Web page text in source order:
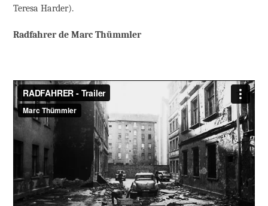
Teresa Harder).
Radfahrer de Marc Thümmler